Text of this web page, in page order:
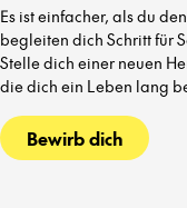
Es ist einfacher, als du
begleiten dich Schritt für
Stelle dich einer neuen
die dich ein Leben lang
Bewirb dich